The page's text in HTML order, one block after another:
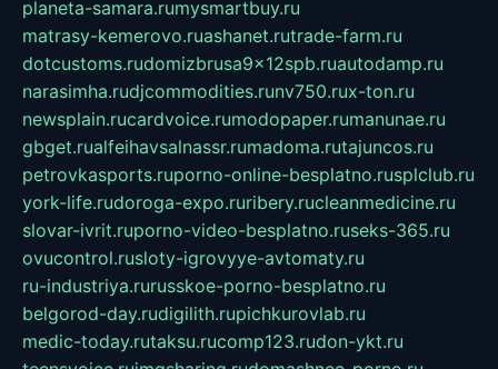
planeta-samara.rumysmartbuy.ru
matrasy-kemerovo.ruashanet.rutrade-farm.ru
dotcustoms.rudomizbrusa9x12spb.ruautodamp.ru
narasimha.rudjcommodities.runv750.rux-ton.ru
newsplain.rucardvoice.rumodopaper.rumanunae.ru
gbget.rualfeihavsalnassr.rumadoma.rutajuncos.ru
petrovkasports.ruporno-online-besplatno.rusplclub.ru
york-life.rudoroga-expo.ruribery.rucleanmedicine.ru
slovar-ivrit.ruporno-video-besplatno.ruseks-365.ru
ovucontrol.rusloty-igrovyye-avtomaty.ru
ru-industriya.rurusskoe-porno-besplatno.ru
belgorod-day.rudigilith.rupichkurovlab.ru
medic-today.rutaksu.rucomp123.rudon-ykt.ru